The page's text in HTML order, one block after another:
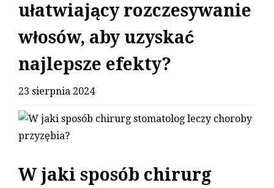
ułatwiający rozczesywanie
włosów, aby uzyskać
najlepsze efekty?
23 sierpnia 2024
W jaki sposób chirurg